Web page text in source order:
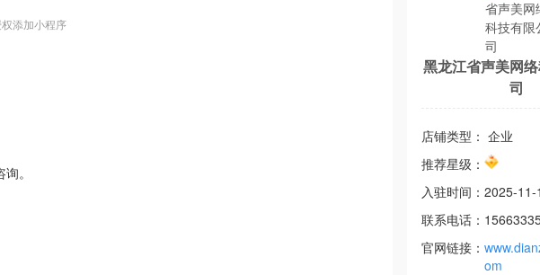
添加小程序
。
黑龙江省声美网
司
店铺类型： 企业
推荐星级：
入驻时间： 2025-11-
联系电话：
官网链接：
om